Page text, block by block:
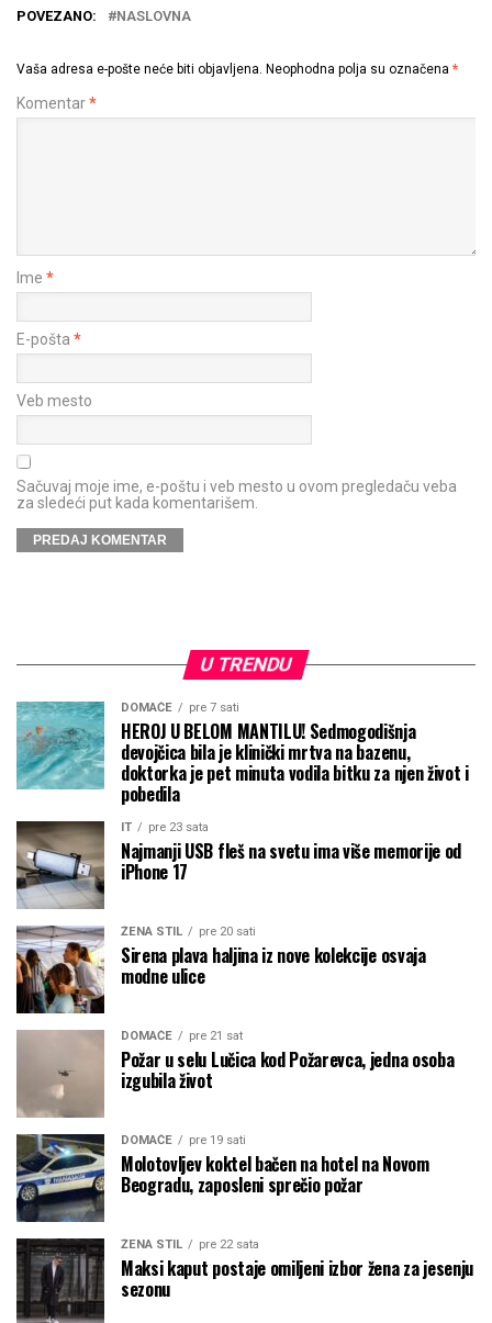
POVEZANO: NASLOVNA
Vaša adresa e-pošte neće biti objavljena. Neophodna polja su označena *
Komentar*
Ime *
E-pošta *
Veb mesto
Sačuvaj moje ime, e-poštu i veb mesto u ovom pregledaču veba
za sledeći put kada komentarišem.
U TRENDU
DOMAĆE pre 7 sati
HEROJ U BELOM MANTILU! Sedmogodišnja
devojčica bila je klinički mrtva na bazenu,
doktorka je pet minuta vodila bitku za njen život i
pobedila
IT pre 23 sata
Najmanji USB fleš na svetu ima više memorije od
iPhone 17
ŽENA STIL pre 20 sati
Sirena plava haljina iz nove kolekcije osvaja
modne ulice
DOMAĆE pre 21 sat
Požar u selu Lučica kod Požarevca, jedna osoba
izgubila život
DOMAĆE pre 19 sati
Molotovljev koktel bačen na hotel na Novom
Beogradu, zaposleni sprečio požar
ŽENA STIL pre 22 sata
Maksi kaput postaje omiljeni izbor žena za jesenju
sezonu